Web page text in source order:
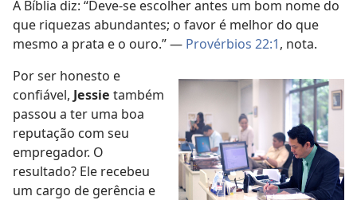
A Bíblia diz: “Deve-se escolher antes um bom nome do
que riquezas abundantes; o favor é melhor do que
mesmo a prata e o ouro.” — Provérbios 22:1, nota.
Por ser honesto e
confiável, Jessie também
passou a ter uma boa
reputação com seu
empregador. O
resultado? Ele recebeu
um cargo de gerência e